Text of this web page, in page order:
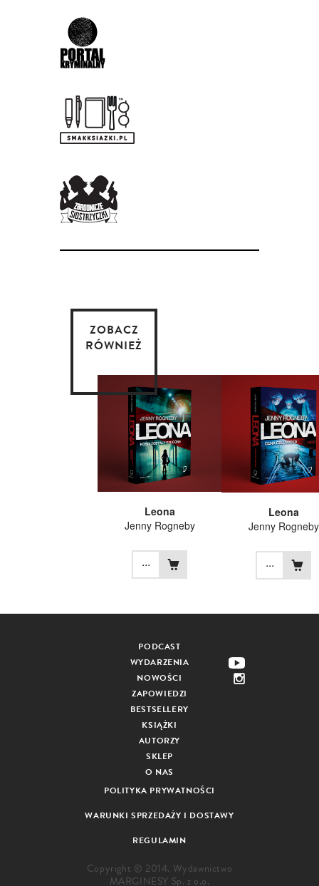
ZOBACZ
RÓWNIEŻ
Leona
Jenny Rogneby
...
Leona
Jenny Rogneby
...
PODCAST
WYDARZENIA
NOWOŚCI
ZAPOWIEDZI
BESTSELLERY
KSIĄŻKI
AUTORZY
SKLEP
O NAS
POLITYKA PRYWATNOŚCI
WARUNKI SPRZEDAŻY I DOSTAWY
REGULAMIN
Copyright © 2014. Wydawnictwo
MARGINESY Sp. z o.o.